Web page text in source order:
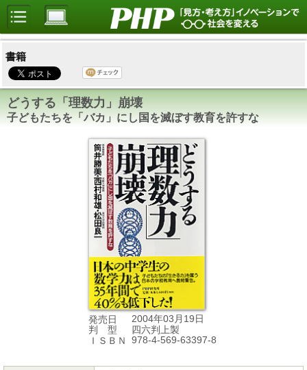
書籍
どうする「理数力」崩壊
子どもたちを「バカ」にし国を滅ぼす教育を許すな
発売日
2004年03月19日
判 型
四六判上製
ＩＳＢＮ
978-4-569-63397-8